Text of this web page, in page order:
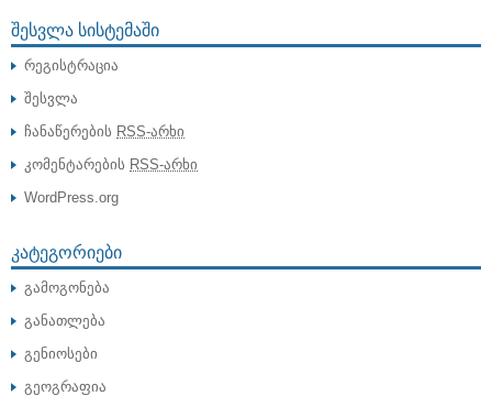
ᲨᲔᲡᲕᲚᲐ ᲡᲘᲡᲢᲔᲛᲐᲨᲘ
რეგისტრაცია
შესვლა
ჩანაწერების RSS-არხი
კომენტარების RSS-არხი
WordPress.org
ᲙᲐᲢᲔᲒᲝᲠᲘᲔᲑᲘ
გამოგონება
განათლება
გენიოსები
გეოგრაფია